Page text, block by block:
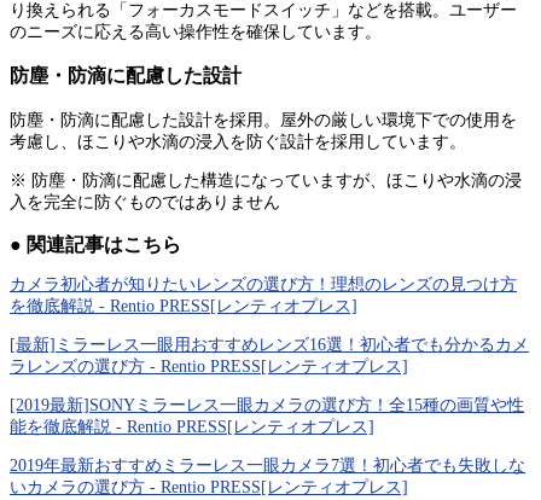
り換えられる「フォーカスモードスイッチ」などを搭載。ユーザー
のニーズに応える高い操作性を確保しています。
防塵・防滴に配慮した設計
防塵・防滴に配慮した設計を採用。屋外の厳しい環境下での使用を
考慮し、ほこりや水滴の浸入を防ぐ設計を採用しています。
※ 防塵・防滴に配慮した構造になっていますが、ほこりや水滴の浸
入を完全に防ぐものではありません
● 関連記事はこちら
カメラ初心者が知りたいレンズの選び方！理想のレンズの見つけ方
を徹底解説 - Rentio PRESS[レンティオプレス]
[最新]ミラーレス一眼用おすすめレンズ16選！初心者でも分かるカメ
ラレンズの選び方 - Rentio PRESS[レンティオプレス]
[2019最新]SONYミラーレス一眼カメラの選び方！全15種の画質や性
能を徹底解説 - Rentio PRESS[レンティオプレス]
2019年最新おすすめミラーレス一眼カメラ7選！初心者でも失敗しな
いカメラの選び方 - Rentio PRESS[レンティオプレス]